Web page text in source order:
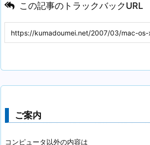
この記事のトラックバックURL
ご案内
コンピュータ以外の内容は